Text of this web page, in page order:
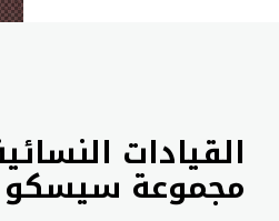
القيادات
مجموعة سيسكو